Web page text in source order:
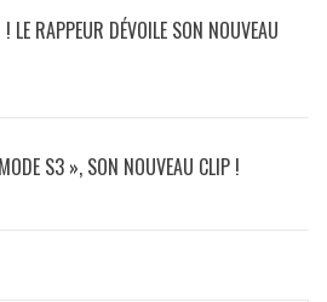
LE RAPPEUR DÉVOILE SON NOUVEAU
S3 », SON NOUVEAU CLIP !